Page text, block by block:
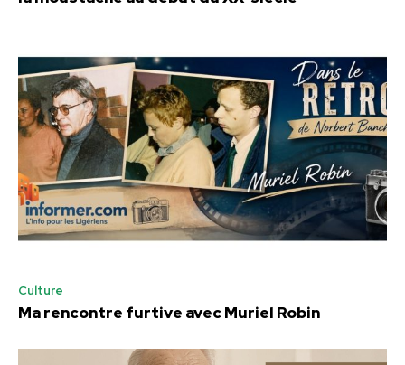
Culture
Ma rencontre furtive avec Muriel Robin